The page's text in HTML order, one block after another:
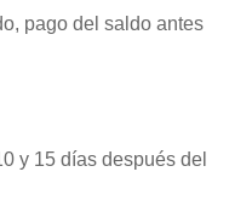
pago del saldo antes
y 15 días después del